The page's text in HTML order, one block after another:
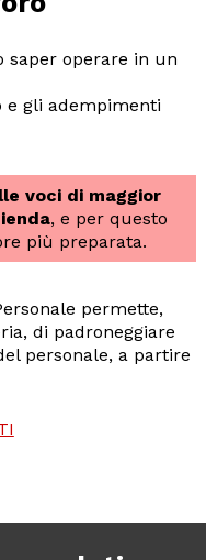
saper operare in un
e gli adempimenti
voci di maggior
, e per questo
più preparata.
permette,
di padroneggiare
personale, a partire